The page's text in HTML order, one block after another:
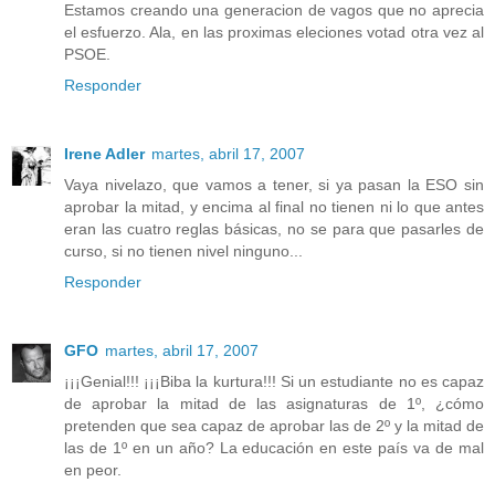
Estamos creando una generacion de vagos que no aprecia
el esfuerzo. Ala, en las proximas eleciones votad otra vez al
PSOE.
Responder
Irene Adler martes, abril 17, 2007
Vaya nivelazo, que vamos a tener, si ya pasan la ESO sin
aprobar la mitad, y encima al final no tienen ni lo que antes
eran las cuatro reglas básicas, no se para que pasarles de
curso, si no tienen nivel ninguno...
Responder
GFO martes, abril 17, 2007
¡¡¡Genial!!! ¡¡¡Biba la kurtura!!! Si un estudiante no es capaz
de aprobar la mitad de las asignaturas de 1º, ¿cómo
pretenden que sea capaz de aprobar las de 2º y la mitad de
las de 1º en un año? La educación en este país va de mal
en peor.